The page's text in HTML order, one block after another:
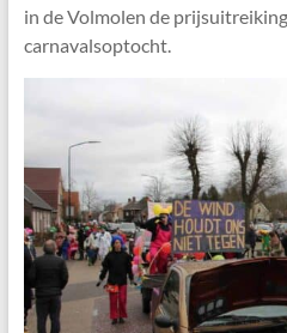
in de Volmolen de
carnavalsoptocht.